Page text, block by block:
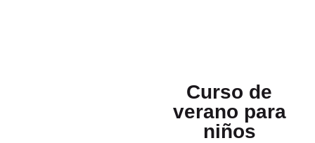
Curso de
verano para
niños